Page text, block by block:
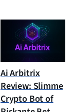
Ai Arbitrix
Review: Slimme
Crypto Bot of